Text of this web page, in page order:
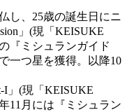
し、25歳の誕生日にニ
」(現「KEISUKE
『ミシュランガイド
一つ星を獲得。以降10
I」(現「KEISUKE
11月には『ミシュラン